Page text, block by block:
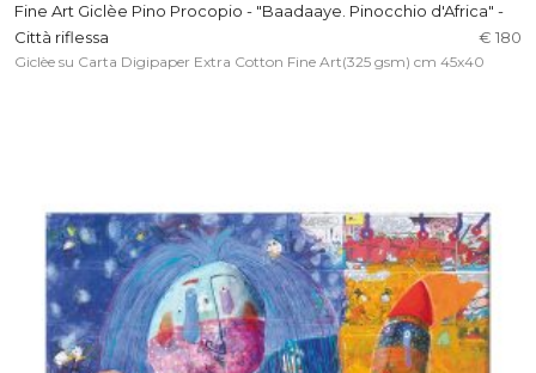
Fine Art Giclèe Pino Procopio - "Baadaaye. Pinocchio d'Africa" -
Città riflessa
€ 180
Giclèe su Carta Digipaper Extra Cotton Fine Art(325 gsm) cm 45x40